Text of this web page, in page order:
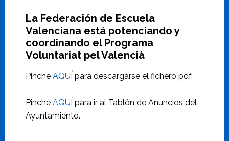
La Federación de Escuela
Valenciana está potenciando y
coordinando el Programa
Voluntariat pel Valencià
Pinche AQUÍ para descargarse el fichero pdf.
Pinche AQUÍ para ir al Tablón de Anuncios del
Ayuntamiento.